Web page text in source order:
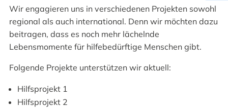
Wir engagieren uns in verschiedenen Projekten sowohl
regional als auch international. Denn wir möchten dazu
beitragen, dass es noch mehr lächelnde
Lebensmomente für hilfebedürftige Menschen gibt.
Folgende Projekte unterstützen wir aktuell:
Hilfsprojekt 1
Hilfsprojekt 2